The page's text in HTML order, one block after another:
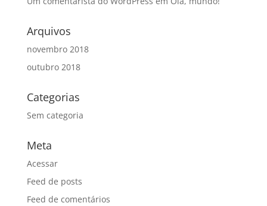
Arquivos
novembro 2018
outubro 2018
Categorias
Sem categoria
Meta
Acessar
Feed de posts
Feed de comentários